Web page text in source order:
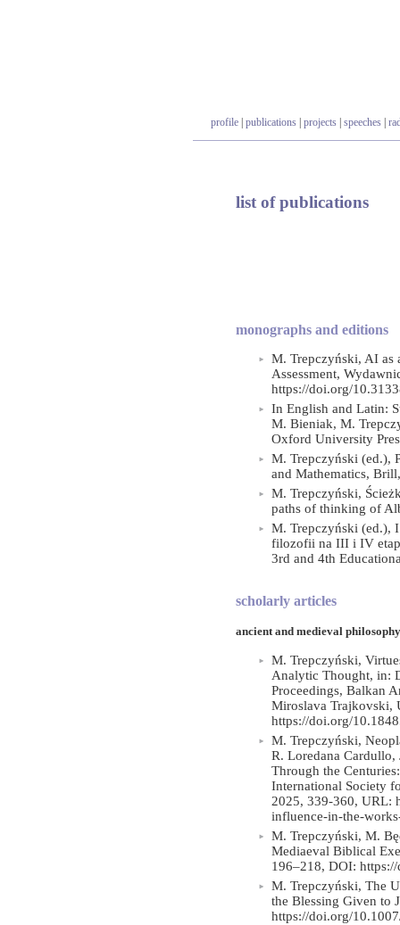
profile| publications| projects| speeches|
list of publications
monographs and editions
M. Trepczyński, AI as
Assessment,
https://doi.org/
In English and Latin:
M. Bieniak, M.
Oxford University
M. Trepczyński (ed.),
and Mathematics,
M. Trepczyński,
paths of thinking of
M. Trepczyński (ed.),
filozofii na III i IV
3rd and 4th
scholarly articles
ancient and medieval
M. Trepczyński,
Analytic Thought, in:
Proceedings, Balkan
Miroslava Trajkovski,
https://doi.org/
M. Trepczyński,
R. Loredana Cardullo,
Through the
International Society
2025, 339-360, URL:
influence-in-the-
M. Trepczyński, M.
Mediaeval Biblical
196–218, DOI:
M. Trepczyński, The
the Blessing Given to
https://doi.org/